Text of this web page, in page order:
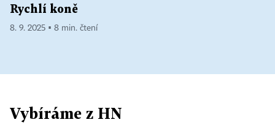
Rychlí koně
8. 9. 2025 ▪ 8 min. čtení
Vybíráme z HN